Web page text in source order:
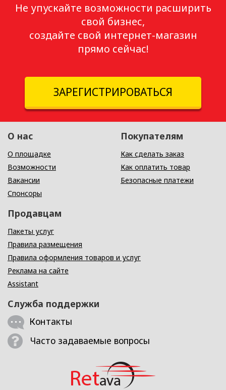
Не упускайте возможности расширить
свой бизнес,
создайте свой интернет-магазин
прямо сейчас!
ЗАРЕГИСТРИРОВАТЬСЯ
О нас
О площадке
Возможности
Вакансии
Спонсоры
Покупателям
Как сделать заказ
Как оплатить товар
Безопасные платежи
Продавцам
Пакеты услуг
Правила размещения
Правила оформления товаров и услуг
Реклама на сайте
Assistant
Служба поддержки
Контакты
Часто задаваемые вопросы